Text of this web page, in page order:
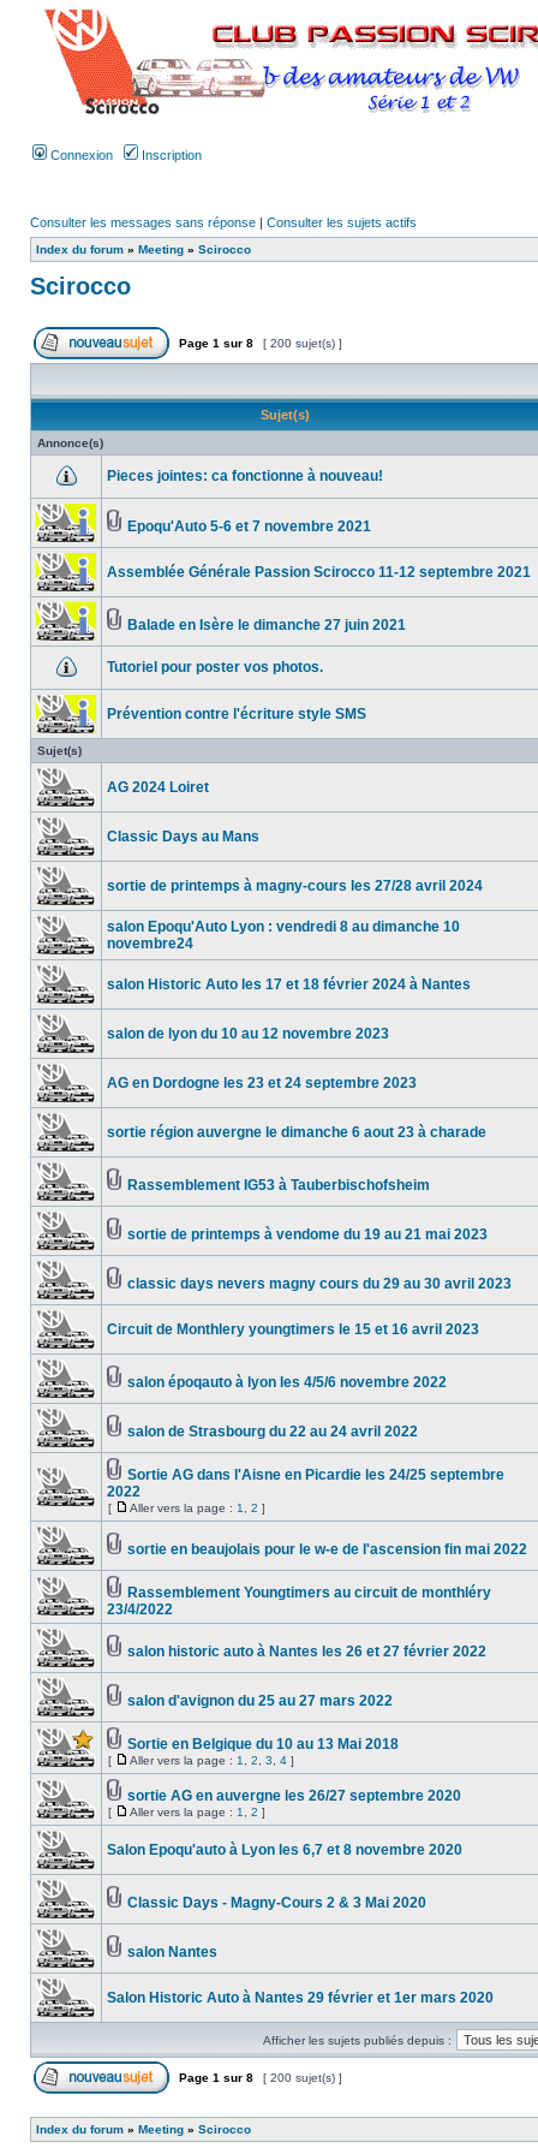
Connexion Inscription
Consulter les messages sans réponse | Consulter les sujets actifs
Index du forum » Meeting » Scirocco
Scirocco
Page 1 sur 8 [ 200 sujet(s) ]
Sujet(s)
Annonce(s)
Pieces jointes: ca fonctionne à nouveau!
Epoqu'Auto 5-6 et 7 novembre 2021
Assemblée Générale Passion Scirocco 11-12 septembre 2021
Balade en Isère le dimanche 27 juin 2021
Tutoriel pour poster vos photos.
Prévention contre l'écriture style SMS
Sujet(s)
AG 2024 Loiret
Classic Days au Mans
sortie de printemps à magny-cours les 27/28 avril 2024
salon Epoqu'Auto Lyon : vendredi 8 au dimanche 10
novembre24
salon Historic Auto les 17 et 18 février 2024 à Nantes
salon de lyon du 10 au 12 novembre 2023
AG en Dordogne les 23 et 24 septembre 2023
sortie région auvergne le dimanche 6 aout 23 à charade
Rassemblement IG53 à Tauberbischofsheim
sortie de printemps à vendome du 19 au 21 mai 2023
classic days nevers magny cours du 29 au 30 avril 2023
Circuit de Monthlery youngtimers le 15 et 16 avril 2023
salon époqauto à lyon les 4/5/6 novembre 2022
salon de Strasbourg du 22 au 24 avril 2022
Sortie AG dans l'Aisne en Picardie les 24/25 septembre
2022
[ Aller vers la page : 1 2 ]
sortie en beaujolais pour le w-e de l'ascension fin mai 2022
Rassemblement Youngtimers au circuit de monthléry
23/4/2022
salon historic auto à Nantes les 26 et 27 février 2022
salon d'avignon du 25 au 27 mars 2022
Sortie en Belgique du 10 au 13 Mai 2018
[ Aller vers la page : 1 2 3 4 ]
sortie AG en auvergne les 26/27 septembre 2020
[ Aller vers la page : 1 2 ]
Salon Epoqu'auto à Lyon les 6,7 et 8 novembre 2020
Classic Days - Magny-Cours 2 & 3 Mai 2020
salon Nantes
Salon Historic Auto à Nantes 29 février et 1er mars 2020
Afficher les sujets publiés depuis :
Page 1 sur 8 [ 200 sujet(s) ]
Index du forum » Meeting » Scirocco